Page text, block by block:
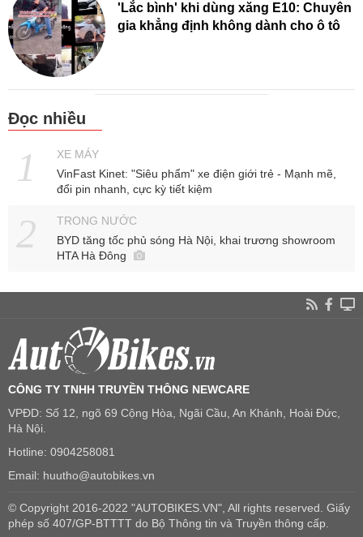
'Lắc bình' khi dùng xăng E10: Chuyên
gia khẳng định không dành cho ô tô
Đọc nhiều
XE MÁY
VinFast Kinet: "Siêu phẩm" xe điện giới trẻ - Mạnh mẽ,
đổi pin nhanh, cực kỳ tiết kiệm
TRONG NƯỚC
BYD tăng tốc phủ sóng Hà Nội, khai trương showroom
HTA Hà Đông
CÔNG TY TNHH TRUYỀN THÔNG NEWCARE
VPĐD: Số 12, ngõ 69 Cộng Hòa, Ngãi Cầu, An Khánh, Hoài Đức,
Hà Nội.
Hotline: 0904258081
Email: huutho@autobikes.vn
© Copyright 2016-2022 "AUTOBIKES.VN", All rights reserved. Giấy
phép số 407/GP-BTTTT do Bộ Thông tin và Truyền thông cấp.